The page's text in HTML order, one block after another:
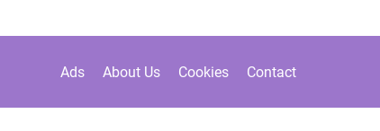
Ads About Us Cookies Contact